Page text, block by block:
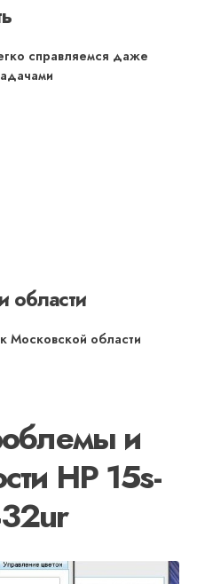
справляемся даже
области
Московской области
и
HP 15s-